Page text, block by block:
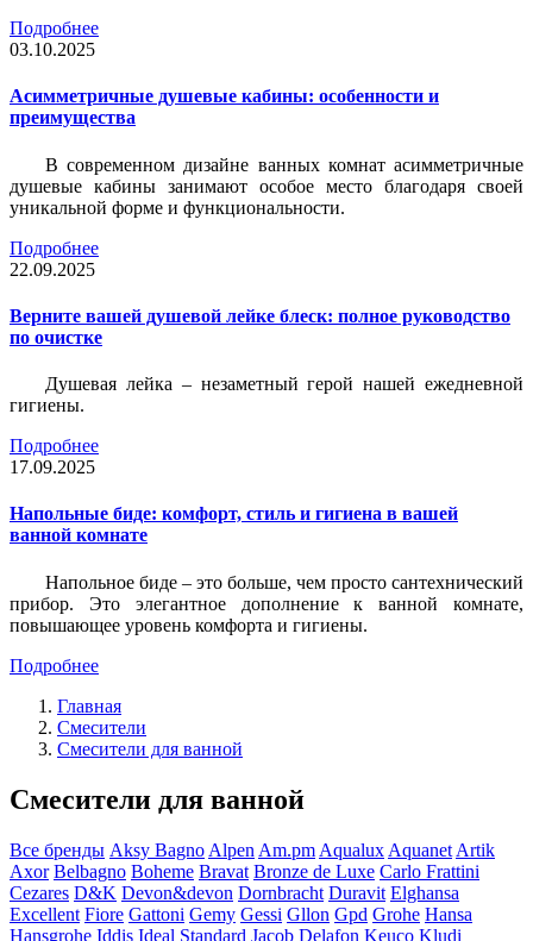
Подробнее
03.10.2025
Асимметричные душевые кабины: особенности и
преимущества
В современном дизайне ванных комнат асимметричные
душевые кабины занимают особое место благодаря своей
уникальной форме и функциональности.
Подробнее
22.09.2025
Верните вашей душевой лейке блеск: полное руководство
по очистке
Душевая лейка – незаметный герой нашей ежедневной
гигиены.
Подробнее
17.09.2025
Напольные биде: комфорт, стиль и гигиена в вашей
ванной комнате
Напольное биде – это больше, чем просто сантехнический
прибор. Это элегантное дополнение к ванной комнате,
повышающее уровень комфорта и гигиены.
Подробнее
Главная
Смесители
Смесители для ванной
Смесители для ванной
Все бренды Aksy Bagno Alpen Am.pm Aqualux Aquanet Artik
Axor Belbagno Boheme Bravat Bronze de Luxe Carlo Frattini
Cezares D&K Devon&devon Dornbracht Duravit Elghansa
Excellent Fiore Gattoni Gemy Gessi Gllon Gpd Grohe Hansa
Hansgrohe Iddis Ideal Standard Jacob Delafon Keuco Kludi